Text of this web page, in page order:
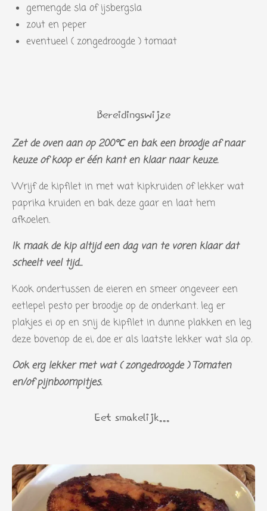
gemengde sla of ijsbergsla
zout en peper
eventueel ( zongedroogde ) tomaat
Bereidingswijze
Zet de oven aan op 200℃ en bak een broodje af naar
keuze of koop er één kant en klaar naar keuze.
Wrijf de kipfilet in met wat kipkruiden of lekker wat
paprika kruiden en bak deze gaar en laat hem
afkoelen.
Ik maak de kip altijd een dag van te voren klaar dat
scheelt veel tijd...
Kook ondertussen de eieren en smeer ongeveer een
eetlepel pesto per broodje op de onderkant. leg er
plakjes ei op en snij de kipfilet in dunne plakken en leg
deze bovenop de ei, doe er als laatste lekker wat sla op.
Ook erg lekker met wat ( zongedroogde ) Tomaten
en/of pijnboompitjes.
Eet smakelijk...